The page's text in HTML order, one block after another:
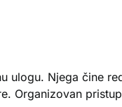
ulogu. Njega čine
Organizovan